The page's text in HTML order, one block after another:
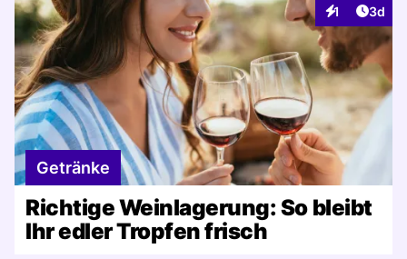
1
Interaktionen
3d
Getränke
Richtige Weinlagerung: So bleibt
Ihr edler Tropfen frisch